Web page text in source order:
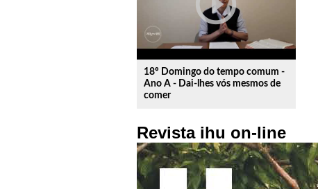
18º Domingo do tempo comum -
Ano A - Dai-lhes vós mesmos de
comer
Revista ihu on-line